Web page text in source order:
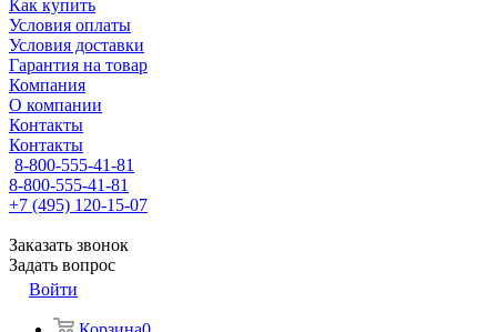
Как купить
Условия оплаты
Условия доставки
Гарантия на товар
Компания
О компании
Контакты
Контакты
8-800-555-41-81
8-800-555-41-81
+7 (495) 120-15-07
Заказать звонок
Задать вопрос
Войти